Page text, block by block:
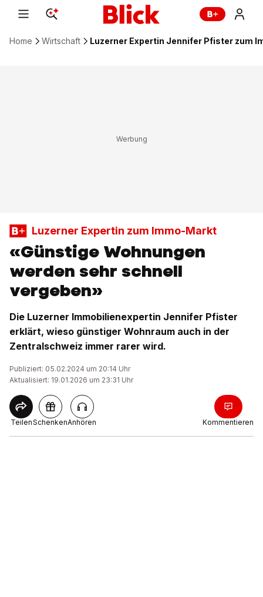
Home Wirtschaft Luzerner Expertin Jennifer Pfister zum
Luzerner Expertin zum Immo-Markt
«Günstige Wohnungen
werden sehr schnell
vergeben»
Die Luzerner Immobilienexpertin Jennifer Pfister
erklärt, wieso günstiger Wohnraum auch in der
Zentralschweiz immer rarer wird.
Publiziert: 05.02.2024 um 20:14 Uhr
Aktualisiert: 19.01.2026 um 23:31 Uhr
TeilenSchenkenAnhören Kommentieren